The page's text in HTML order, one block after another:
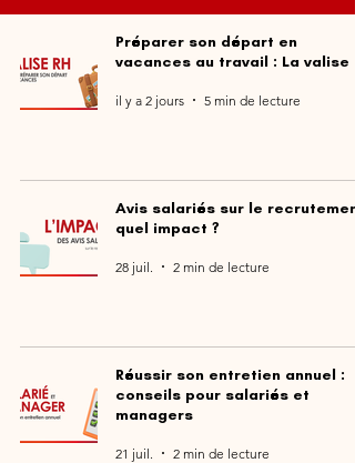
Préparer son départ en
vacances au travail : La valise
il y a 2 jours 5 min de lecture
Avis salariés sur le
quel impact ?
28 juil. 2 min de lecture
Réussir son entretien annuel :
conseils pour salariés et
managers
21 juil. 2 min de lecture